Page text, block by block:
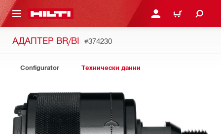
СЪДЪРЖАНИЕ ВЛЕЗ ИЛИ СЕ
КОЛИЧКА
АДАПТЕР BR/BI #374230
Configurator Технически данни